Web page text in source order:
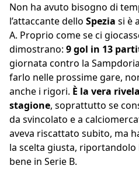
Non ha avuto bisogno di
l’attaccante dello Spezia si è
A. Proprio come se ci
dimostrano: 9 gol in 13
giornata contro la
farlo nelle prossime gare,
anche i rigori. È la vera
stagione, soprattutto se
da svincolato e a
aveva riscattato subito, ma
la scelta giusta, riportandolo
bene in Serie B.